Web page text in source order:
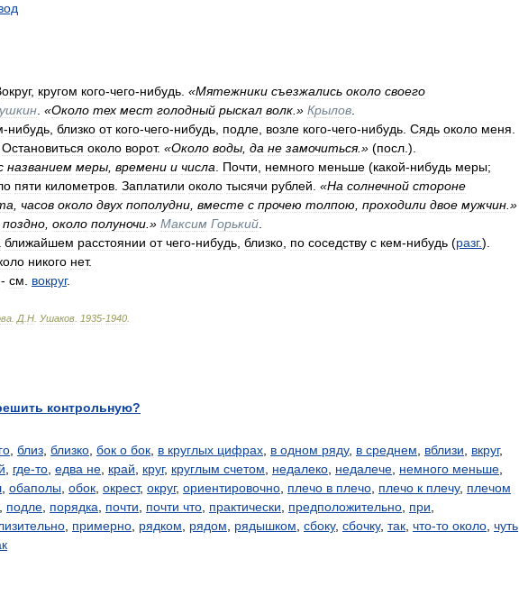
, кругом кого-чего-нибудь «Мятежники съезжались около своего
«Около тех мест голодный рыскал волк .» Крылов
-нибудь близко от кого-чего-нибудь подле возле кого-чего-нибудь Сядь около меня
Остановиться около ворот. «Около воды да не замочиться.» (посл .).
названием меры времени и числа Почти немного меньше (какой-нибудь меры;
пяти километров Заплатили около тысячи рублей «На солнечной стороне
часов около двух пополудни вместе с прочею толпою проходили двое мужчин .»
поздно около полуночи .» Максим Горький
ближайшем расстоянии от чего-нибудь близко по соседству с кем-нибудь (разг.).
никого нет.
- см вокруг.
Д Н Ушаков 1935-1940
контрольную?
близ близко бок о бок в круглых цифрах в одном ряду, в среднем вблизи вкруг,
где-то едва не край круг, круглым счетом недалеко недалече немного меньше
обаполы обок окрест, округ, ориентировочно плечо в плечо плечо к плечу, плечом
подле порядка почти почти что практически предположительно при
примерно рядком рядом рядышком сбоку, сбочку, так что-то около чуть